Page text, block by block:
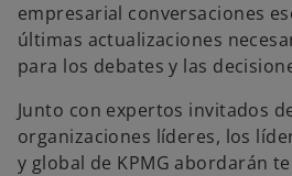
a
n
u
e
v
empresarial conversaciones
últimas actualizaciones
para los debates y las
Junto con expertos invitados
organizaciones líderes, los
y global de KPMG abordarán